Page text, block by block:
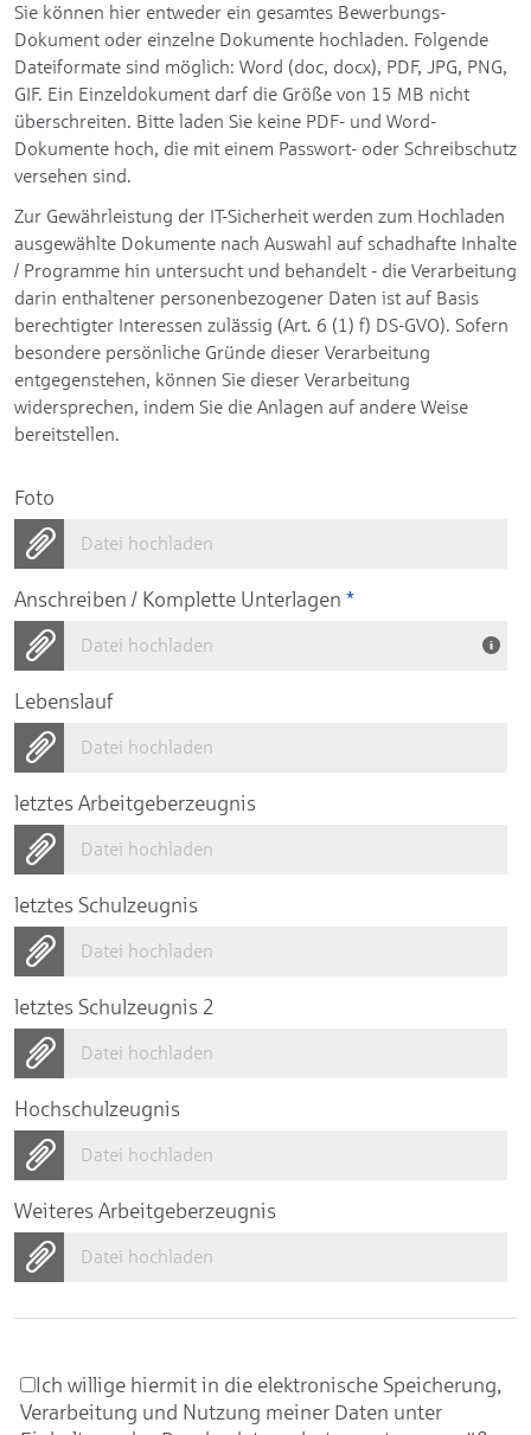
Sie können hier entweder ein gesamtes Bewerbungs-
Dokument oder einzelne Dokumente hochladen. Folgende
Dateiformate sind möglich: Word (doc, docx), PDF, JPG, PNG,
GIF. Ein Einzeldokument darf die Größe von 15 MB nicht
überschreiten. Bitte laden Sie keine PDF- und Word-
Dokumente hoch, die mit einem Passwort- oder Schreibschutz
versehen sind.
Zur Gewährleistung der IT-Sicherheit werden zum Hochladen
ausgewählte Dokumente nach Auswahl auf schadhafte Inhalte
/ Programme hin untersucht und behandelt - die Verarbeitung
darin enthaltener personenbezogener Daten ist auf Basis
berechtigter Interessen zulässig (Art. 6 (1) f) DS-GVO). Sofern
besondere persönliche Gründe dieser Verarbeitung
entgegenstehen, können Sie dieser Verarbeitung
widersprechen, indem Sie die Anlagen auf andere Weise
bereitstellen.
Foto
Datei hochladen
Anschreiben / Komplette Unterlagen *
Datei hochladen
Lebenslauf
Datei hochladen
letztes Arbeitgeberzeugnis
Datei hochladen
letztes Schulzeugnis
Datei hochladen
letztes Schulzeugnis 2
Datei hochladen
Hochschulzeugnis
Datei hochladen
Weiteres Arbeitgeberzeugnis
Datei hochladen
Ich willige hiermit in die elektronische Speicherung,
Verarbeitung und Nutzung meiner Daten unter